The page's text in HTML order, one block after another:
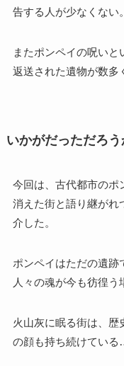
告する人が少なくない。
またポンペイの呪い
返送された遺物が数多
いかがだっただろう
今回は、古代都市のポ
消えた街と語り継がれ
介した。
ポンペイはただの遺跡
人々の魂が今も彷徨う
火山灰に眠る街は、歴
の顔も持ち続けている